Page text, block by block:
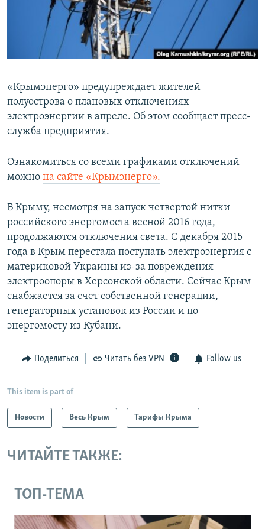
ПОБЕДИТЕЛЕЙ НЕ СУДЯТ?
КРЫМ.НЕПОКОРЕННЫЙ
ELIFBE
ПРИСОЕДИНЯЙТЕСЬ!
Все сайты RFE/RL
«Крымэнерго» предупреждает жителей
полуострова о плановых отключениях
электроэнергии в апреле. Об этом сообщает пресс-
служба предприятия.
Ознакомиться со всеми графиками отключений
можно на сайте «Крымэнерго».
В Крыму, несмотря на запуск четвертой нитки
российского энергомоста весной 2016 года,
продолжаются отключения света. С декабря 2015
года в Крым перестала поступать электроэнергия с
материковой Украины из-за повреждения
электроопоры в Херсонской области. Сейчас Крым
снабжается за счет собственной генерации,
генераторных установок из России и по
энергомосту из Кубани.
Поделиться Читать без VPN Follow us
This item is part of
Новости Весь Крым Тарифы Крыма
ЧИТАЙТЕ ТАКЖЕ:
ТОП-ТЕМА